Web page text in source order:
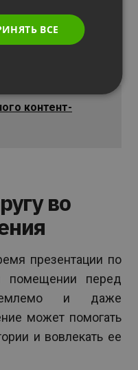
при этом он не
контакт со
контент-
во
презентации по
помещении перед
и даже
может помогать
и вовлекать ее
ВСЕ